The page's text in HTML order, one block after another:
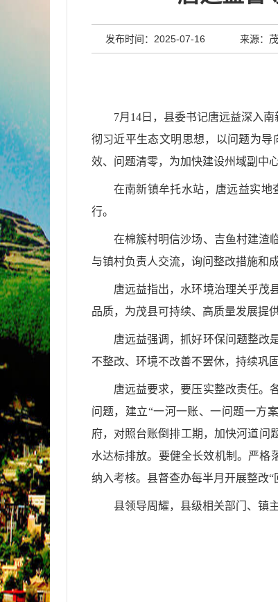
发布时间：2025-07-16 来源：
7月14日，县委书记唐远益深入
彻习近平生态文明思想，以问题为
效、问题清零，为加快建设州域副中
在南新镇牟托水站，唐远益实
行。
在棉簇村明信沙场、吉鱼村建渣
与镇村负责人交流，询问整改措施和
唐远益指出，水环境治理关乎茂
品质，为茂县可持续、高质量发展提
唐远益强调，抓好环保问题整改
不整改、环境不改善不罢休，持续巩
唐远益要求，要压实整改责任。
问题，建立“一河一账、一问题一方
府，对照台账倒排工期，加快河道问
水达标排放。要健全长效机制。严格
纳入考核。县督查办每半月开展整改
县领导周耀，县级相关部门、镇